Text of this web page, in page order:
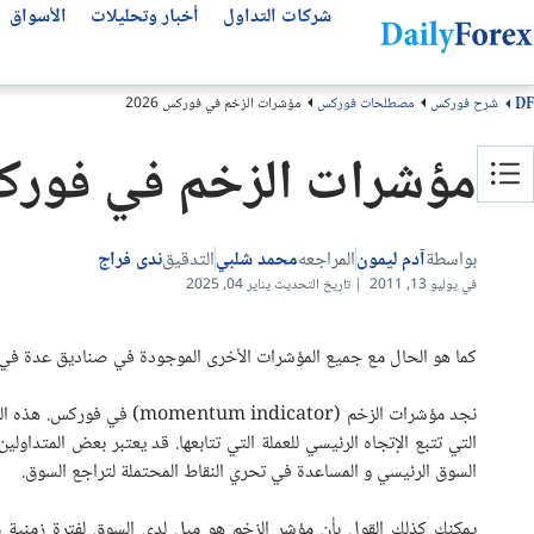
شركات التداول
انواع شركات التداول
أفضل شركات الفوركس
منصات التداول
مقارنة شركات التداول
شركات تداول الذهب
حسابات التداول الإسلامية
أخبار وتحليلات
التحليل الفني
توقعات الفوركس الأسبوعية
توقعات الذهب
عملات الفوركس
الأسواق
سوق الأسهم اليوم
سهم لوسيد LCID
سهم مصرف الراجحي
سهم انفيديا NVDA
سهم ارامكو
سوق الأسهم
أفضل قنوات التلجرام
كتب تداول مجانية
من نحن
كيف نكسب المال
لماذا تثق بنا؟
منهجيتنا
اتصل بنا
الأسئلة الشائعة
الشروط والأحكام
DF شرح فوركس مصطلحات فوركس مؤشرات الزخم في فوركس 2026
مؤشرات الزخم في فوركس
بواسطةآدم ليمونالمراجعهمحمد شلبيالتدقيقندى فراج
في يوليو 13, 2011 | تاريخ التحديث يناير 04, 2025
كما هو الحال مع جميع المؤشرات الأخرى الموجودة في صناديق عدة
التي تتبع الإتجاه الرئيسي للعملة التي تتابعها. قد يعتبر بعض
السوق الرئيسي و المساعدة في تحري النقاط المحتملة لتراجع السوق.